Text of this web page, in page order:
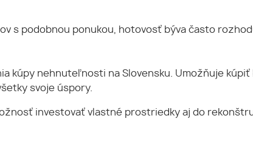
s podobnou ponukou, hotovosť býva často
kúpy nehnuteľnosti na Slovensku. Umožňuje
svoje úspory.
investovať vlastné prostriedky aj do